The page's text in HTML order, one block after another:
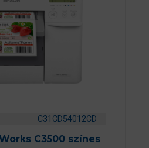
C31CD54012CD
C3500 színes